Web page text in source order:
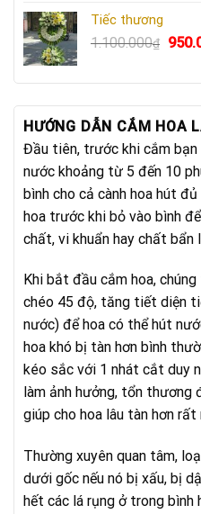
Tiếc thương
1.100.000₫
Giá
là:
HƯỚNG DẪN CẮM HOA
Đầu tiên, trước khi cắm bạn
nước khoảng từ 5 đến 10
bình cho cả cành hoa hút
hoa trước khi bỏ vào bình
chất, vi khuẩn hay chất bẩn
Khi bắt đầu cắm hoa,
chéo 45 độ, tăng tiết diện
nước) để hoa có thể hút
hoa khó bị tàn hơn bình
kéo sắc với 1 nhát cắt duy
làm ảnh hưởng, tổn thương
giúp cho hoa lâu tàn hơn rất
Thường xuyên quan tâm,
dưới gốc nếu nó bị xấu, bị
hết các lá rụng ở trong bình